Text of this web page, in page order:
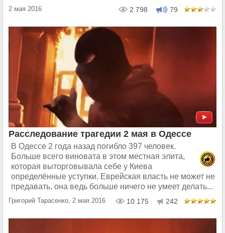
2 мая 2016 2 798 79
Расследование трагедии 2 мая в Одессе
В Одессе 2 года назад погибло 397 человек.
Больше всего виновата в этом местная элита,
которая выторговывала себе у Киева
определённые уступки. Еврейская власть не может не
предавать, она ведь больше ничего не умеет делать...
Григорий Тарасенко, 2 мая 2016 10 175 242